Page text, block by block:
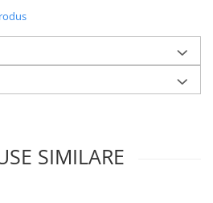
SIMILARE